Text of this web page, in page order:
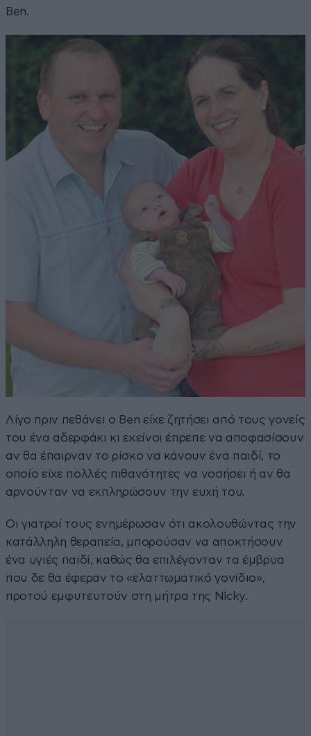
Ben.
Λίγο πριν πεθάνει ο Ben είχε ζητήσει από τους γονείς
του ένα αδερφάκι κι εκείνοι έπρεπε να αποφασίσουν
αν θα έπαιρναν το ρίσκο να κάνουν ένα παιδί, το
οποίο είχε πολλές πιθανότητες να νοσήσει ή αν θα
αρνούνταν να εκπληρώσουν την ευχή του.
Οι γιατροί τους ενημέρωσαν ότι ακολουθώντας την
κατάλληλη θεραπεία, μπορούσαν να αποκτήσουν
ένα υγιές παιδί, καθώς θα επιλέγονταν τα έμβρυα
που δε θα έφεραν το «ελαττωματικό γονίδιο»,
προτού εμφυτευτούν στη μήτρα της Nicky.